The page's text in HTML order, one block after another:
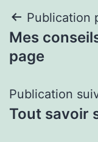
de
Publication
Mes
page
Publication
Tout savoir